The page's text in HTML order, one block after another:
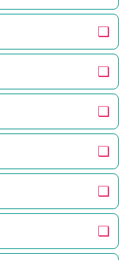
❏
❏
❏
❏
❏
❏